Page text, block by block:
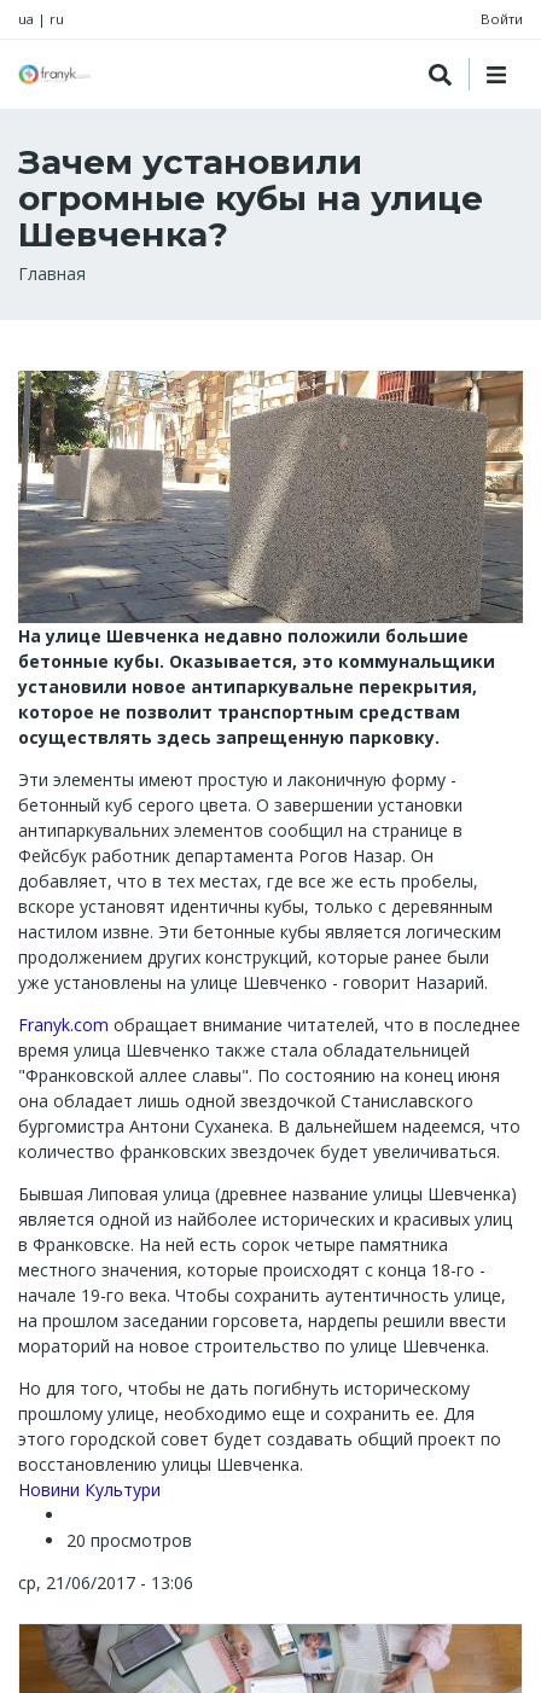
ua | ru Войти
Зачем установили
огромные кубы на улице
Шевченка?
Строка
Главная
На улице Шевченка недавно положили большие
бетонные кубы. Оказывается, это коммунальщики
установили новое антипаркувальне перекрытия,
которое не позволит транспортным средствам
осуществлять здесь запрещенную парковку.
Эти элементы имеют простую и лаконичную форму -
бетонный куб серого цвета. О завершении установки
антипаркувальних элементов сообщил на странице в
Фейсбук работник департамента Рогов Назар. Он
добавляет, что в тех местах, где все же есть пробелы,
вскоре установят идентичны кубы, только с деревянным
настилом извне. Эти бетонные кубы является логическим
продолжением других конструкций, которые ранее были
уже установлены на улице Шевченко - говорит Назарий.
Franyk.com обращает внимание читателей, что в последнее
время улица Шевченко также стала обладательницей
"Франковской аллее славы". По состоянию на конец июня
она обладает лишь одной звездочкой Станиславского
бургомистра Антони Суханека. В дальнейшем надеемся, что
количество франковских звездочек будет увеличиваться.
Бывшая Липовая улица (древнее название улицы Шевченка)
является одной из найболее исторических и красивых улиц
в Франковске. На ней есть сорок четыре памятника
местного значения, которые происходят с конца 18-го -
начале 19-го века. Чтобы сохранить аутентичность улице,
на прошлом заседании горсовета, нардепы решили ввести
мораторий на новое строительство по улице Шевченка.
Но для того, чтобы не дать погибнуть историческому
прошлому улице, необходимо еще и сохранить ее. Для
этого городской совет будет создавать общий проект по
восстановлению улицы Шевченка.
Новини Культури
20 просмотров
ср, 21/06/2017 - 13:06